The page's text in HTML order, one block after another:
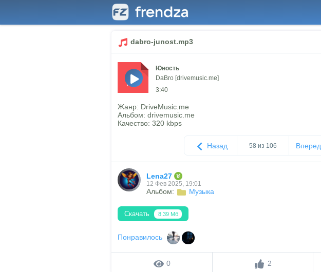
dabro-junost.mp3
mp3
Юность
DaBro [drivemusic.me]
3:40
Жанр: DriveMusic.me
Альбом: drivemusic.me
Качество: 320 kbps
Назад 58 из 106 Вперед
Lena27
12 Фев 2025, 19:01
Альбом: Музыка
Скачать 8.39 Мб
Понравилось
0 2